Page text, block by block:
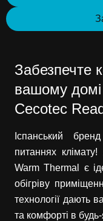
Забезпечте
вашому домі
Cecotec
Іспанський
питаннях клімату!
Warm Thermal є
обігріву
технології дають
та комфорті в